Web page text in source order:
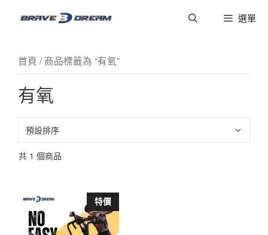
選單
首頁 / 商品標籤為 “有氧”
有氧
共 1 個商品
特價